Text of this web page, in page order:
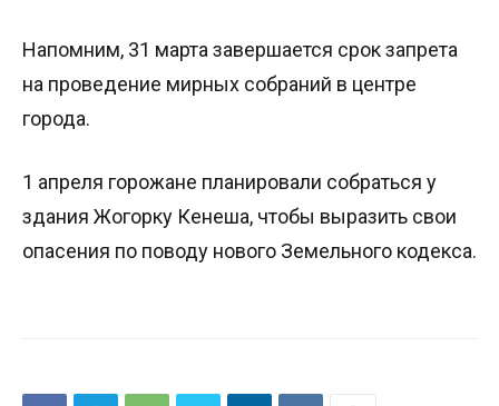
Напомним, 31 марта завершается срок запрета
на проведение мирных собраний в центре
города.
1 апреля горожане планировали собраться у
здания Жогорку Кенеша, чтобы выразить свои
опасения по поводу нового Земельного кодекса.